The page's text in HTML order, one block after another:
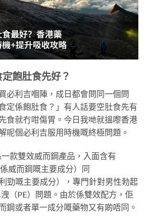
飽肚食先好？
必利吉嗰陣，成日都會問同一個問
定係飽肚食？」有人話要空肚食先有
食就冇咁傷胃。今日我哋就搵嚟香港
呢個必利吉服用時機嘅終極問題。
款雙效威而鋼產品，入面含有
威而鋼嘅主要成分）同
勁嘅主要成分），專門針對男性勃起
（PE）問題。由於係雙效配方，佢
鋼或者單一成分嘅藥物又有啲唔同。